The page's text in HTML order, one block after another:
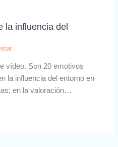
la influencia del
vídeo. Son 20 emotivos
la influencia del entorno en
en la valoración…